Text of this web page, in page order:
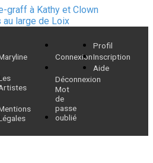
graff à Kathy et Clown
au large de Loix
Connexion
Déconnexion
Mot
de
passe
oublié
Profil
Inscription
Aide